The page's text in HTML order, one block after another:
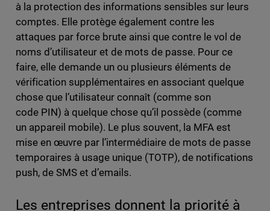
à la protection des informations sensibles sur leurs
comptes. Elle protège également contre les
attaques par force brute ainsi que contre le vol de
noms d’utilisateur et de mots de passe. Pour ce
faire, elle demande un ou plusieurs éléments de
vérification supplémentaires en associant quelque
chose que l’utilisateur connaît (comme son
code PIN) à quelque chose qu’il possède (comme
un appareil mobile). Le plus souvent, la MFA est
mise en œuvre par l’intermédiaire de mots de passe
temporaires à usage unique (TOTP), de notifications
push, de SMS et d’emails.
Les entreprises donnent la priorité à